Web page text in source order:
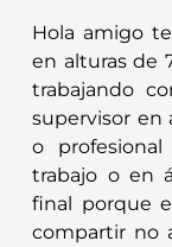
Hola amigo
en alturas de
trabajando
supervisor en
o
trabajo o en
final porque
compartir no